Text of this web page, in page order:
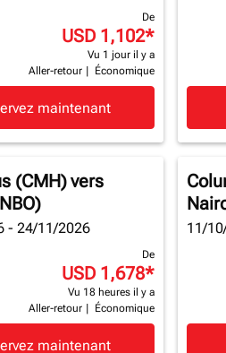
De
USD 1,102*
Vu 1 jour il y a
Aller-retour
Économique
maintenant
(CMH)vers
- 24/11/2026
De
USD 1,678*
Vu 18 heures il y a
Aller-retour
Économique
maintenant
11/